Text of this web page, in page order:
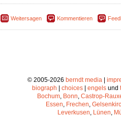
Weitersagen Kommentieren
© 2005-2026 berndt media|
biograph
choices engels und
Bochum, Bonn, Castrop-
Essen, Frechen,
Leverkusen, Lünen,